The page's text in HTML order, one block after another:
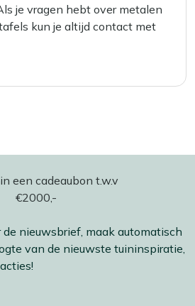
je vragen hebt over metalen
kun je altijd contact met
nieuwsbrief, maak automatisch
van de nieuwste tuininspiratie,